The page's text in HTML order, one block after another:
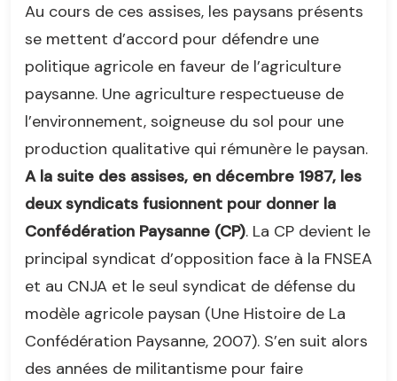
Au cours de ces assises, les paysans présents
se mettent d’accord pour défendre une
politique agricole en faveur de l’agriculture
paysanne. Une agriculture respectueuse de
l’environnement, soigneuse du sol pour une
production qualitative qui rémunère le paysan.
A la suite des assises, en décembre 1987, les
deux syndicats fusionnent pour donner la
Confédération Paysanne (CP). La CP devient le
principal syndicat d’opposition face à la FNSEA
et au CNJA et le seul syndicat de défense du
modèle agricole paysan (Une Histoire de La
Confédération Paysanne, 2007). S’en suit alors
des années de militantisme pour faire